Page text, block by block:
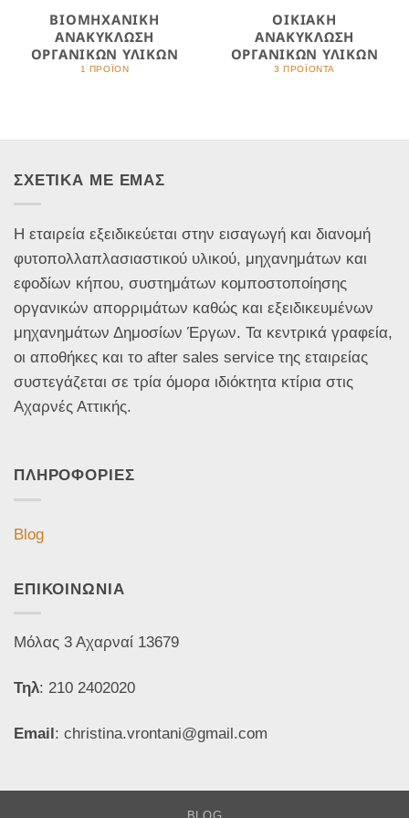
ΒΙΟΜΗΧΑΝΙΚΗ
ΑΝΑΚΥΚΛΩΣΗ
ΟΡΓΑΝΙΚΩΝ ΥΛΙΚΩΝ
1 ΠΡΟΪΌΝ
ΟΙΚΙΑΚΗ
ΑΝΑΚΥΚΛΩΣΗ
ΟΡΓΑΝΙΚΩΝ ΥΛΙΚΩΝ
3 ΠΡΟΪΌΝΤΑ
ΣΧΕΤΙΚΑ ΜΕ ΕΜΑΣ
Η εταιρεία εξειδικεύεται στην εισαγωγή και διανομή
φυτοπολλαπλασιαστικού υλικού, μηχανημάτων και
εφοδίων κήπου, συστημάτων κομποστοποίησης
οργανικών απορριμάτων καθώς και εξειδικευμένων
μηχανημάτων Δημοσίων Έργων. Τα κεντρικά γραφεία,
οι αποθήκες και το after sales service της εταιρείας
συστεγάζεται σε τρία όμορα ιδιόκτητα κτίρια στις
Αχαρνές Αττικής.
ΠΛΗΡΟΦΟΡΙΕΣ
Blog
ΕΠΙΚΟΙΝΩΝΙΑ
Μόλας 3 Αχαρναί 13679
Τηλ: 210 2402020
Email: christina.vrontani@gmail.com